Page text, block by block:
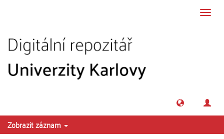
Zobrazit záznam